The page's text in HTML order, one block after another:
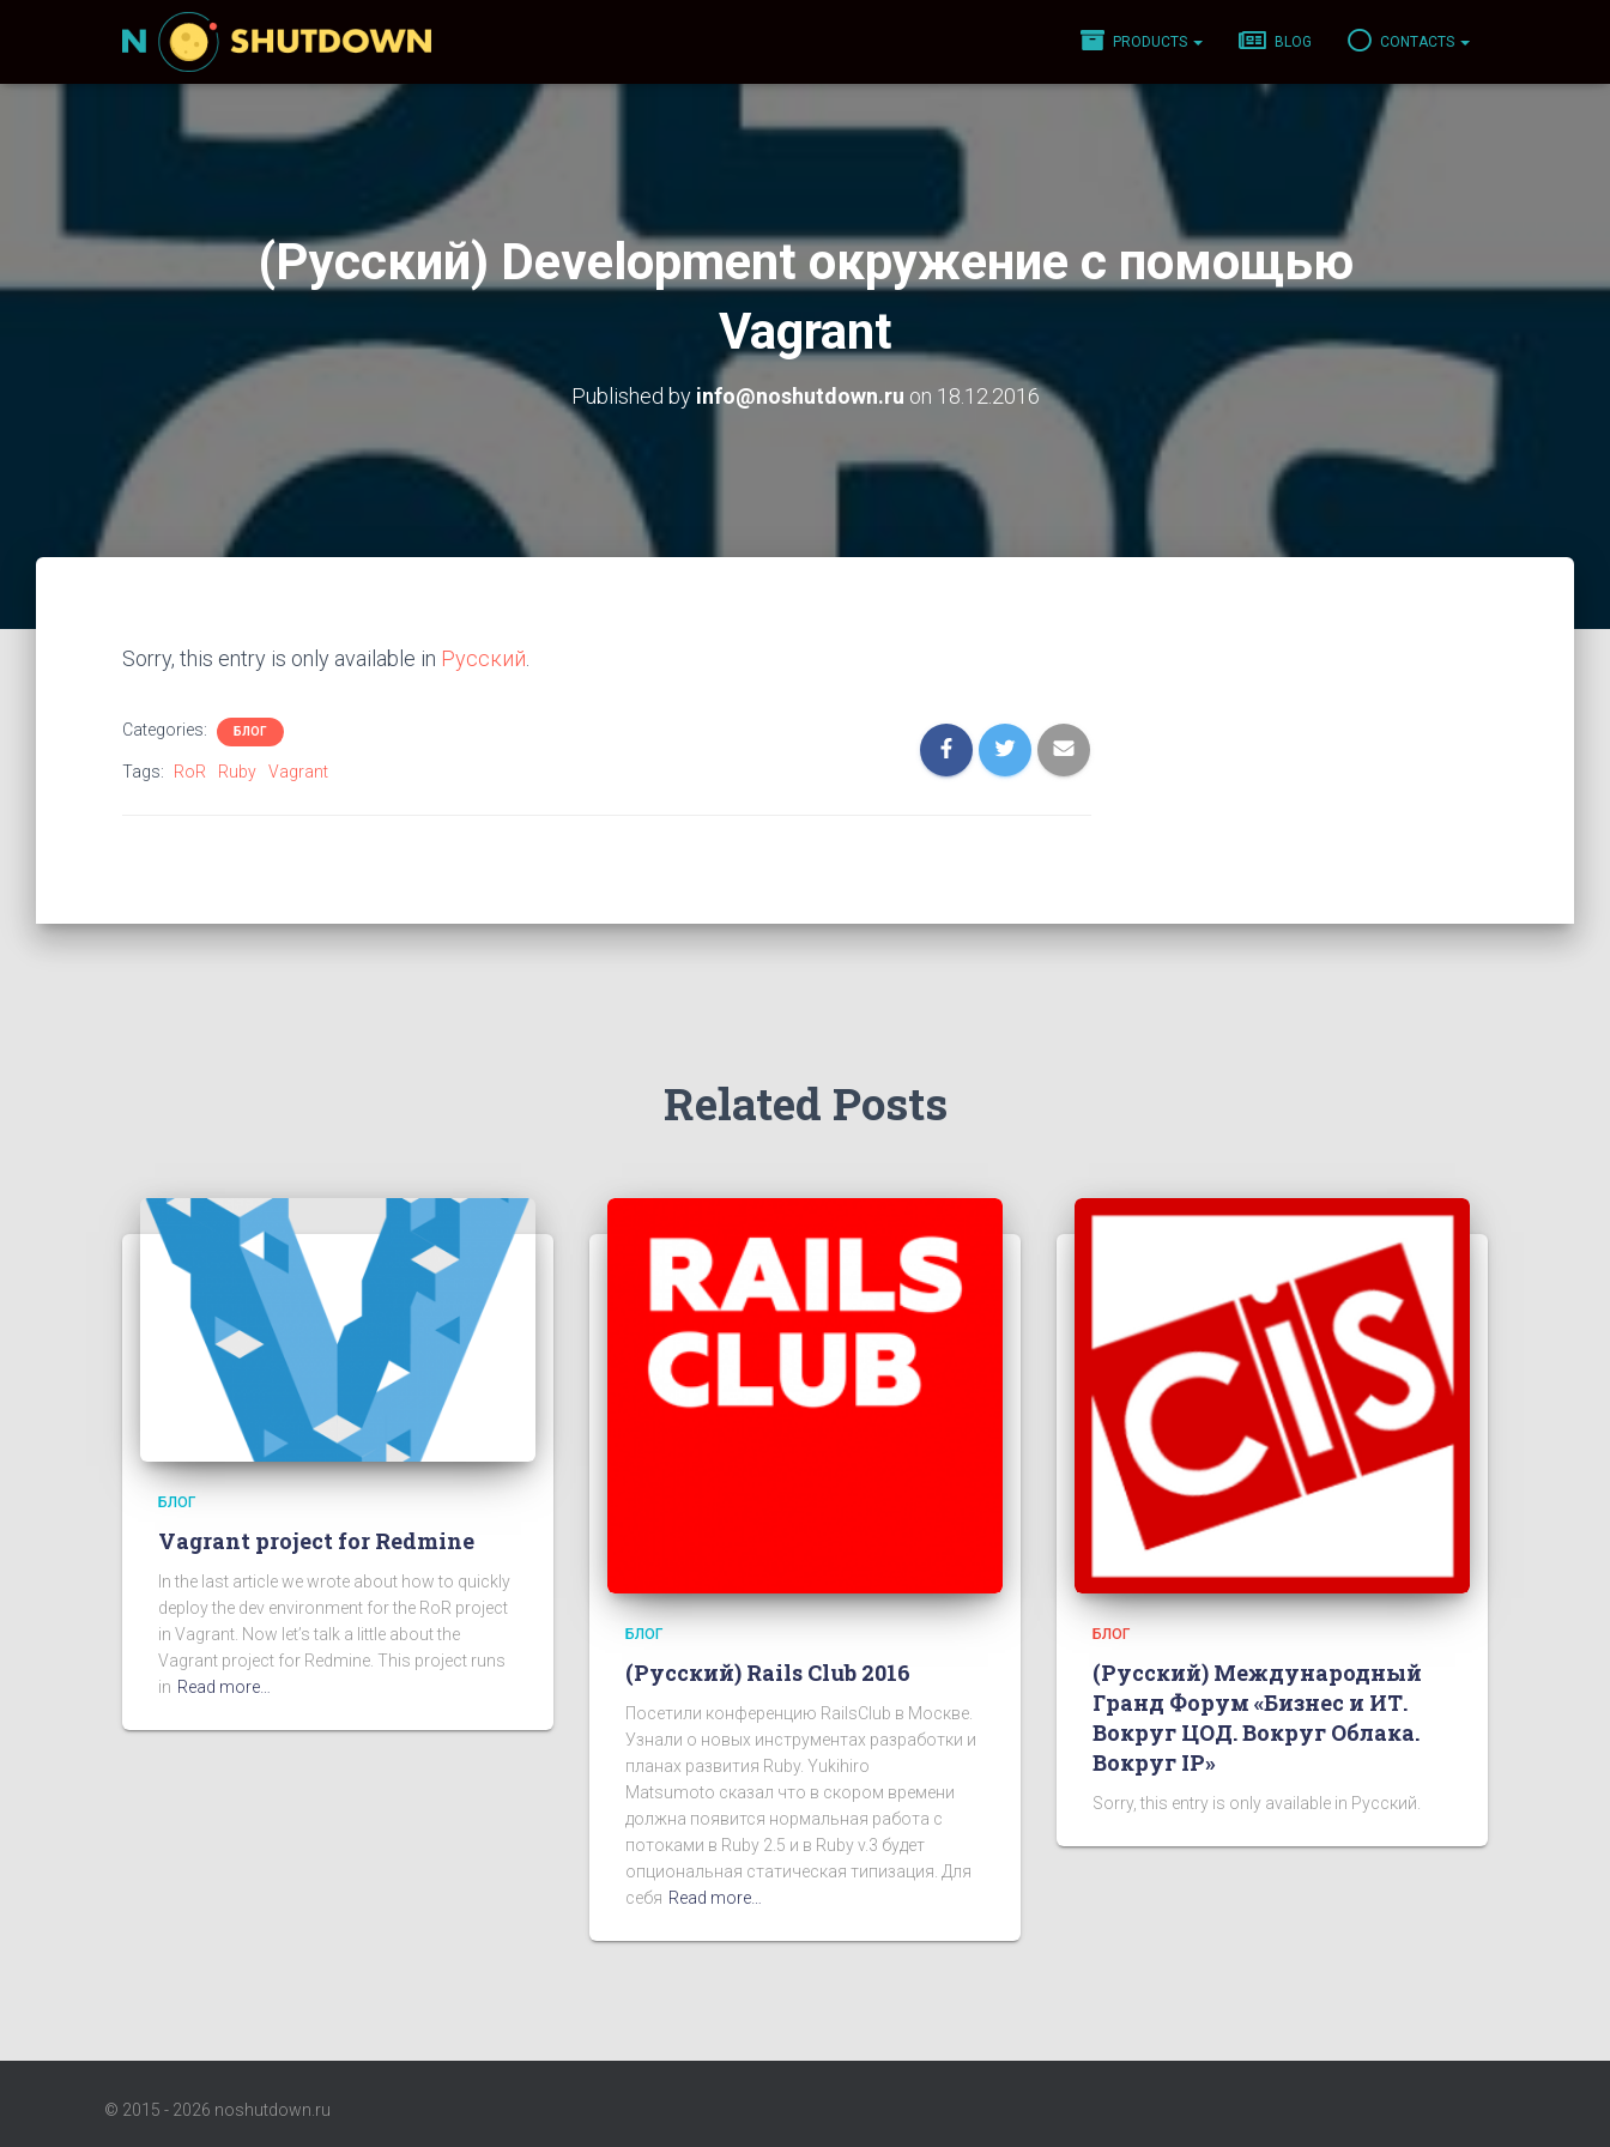
PRODUCTS BLOG CONTACTS
(Русский) Development окружение с помощью
Vagrant
Published by info@noshutdown.ru on 18.12.2016
Sorry, this entry is only available in Русский
Categories: БЛОГ
Tags: RoR Ruby Vagrant
Related Posts
БЛОГ
Vagrant project for Redmine
In the last article we wrote about how to quickly
deploy the dev environment for the RoR project
in Vagrant. Now let’s talk a little about the
Vagrant project for Redmine. This project runs
in Read more…
БЛОГ
(Русский) Rails Club 2016
Посетили конференцию RailsClub в Москве.
Узнали о новых инструментах разработки и
планах развития Ruby. Yukihiro
Matsumoto сказал что в скором времени
должна появится нормальная работа с
потоками в Ruby 2.5 и в Ruby v.3 будет
опциональная статическая типизация. Для
себя Read more…
БЛОГ
(Русский) Международный
Гранд Форум «Бизнес и ИТ.
Вокруг ЦОД. Вокруг Облака.
Вокруг IP»
Sorry, this entry is only available in Русский.
© 2015 - 2026 noshutdown.ru